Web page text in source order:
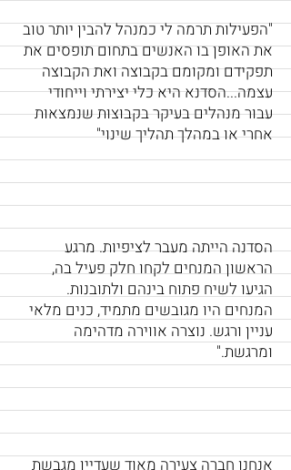
"הפעילות תרמה לי כמנהל להבין יותר טוב
את האופן בו האנשים בתחום תופסים את
תפקידם ומקומם בקבוצה ואת הקבוצה
עצמה...הסדנא היא כלי יצירתי וייחודי
עבור מנהלים בעיקר בקבוצות שנמצאות
אחרי או במהלך תהליך שינוי"
הסדנה הייתה מעבר לציפיות. מרגע
הראשון המנחים לקחו חלק פעיל בה,
הגיעו לשיח פתוח בינהם ולתובנות.
המנחים היו מגובשים מתמיד, כנים מלאי
עניין ורגש. נוצרה אווירה מדהימה
ומרגשת."
אנחנו חברה צעירה מאוד שעדיין מגבשת